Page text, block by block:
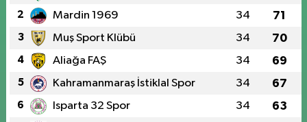
2 Mardin 1969 34 71
3 Muş Sport Klübü 34 70
4 Aliağa FAŞ 34 69
5 Kahramanmaraş İstiklal Spor 34 67
6 Isparta 32 Spor 34 63